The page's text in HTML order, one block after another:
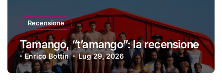
Recensione
Tamango, “t’amango”: la recensione
Enrico Bottin Lug 29, 2026